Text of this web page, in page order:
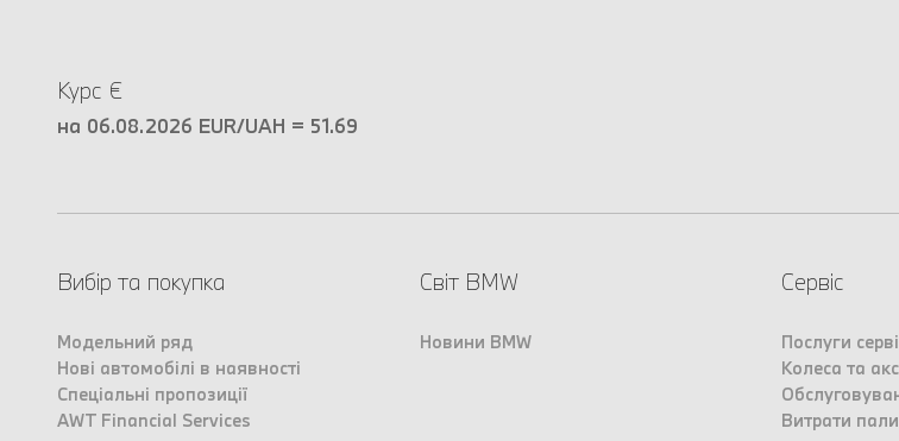
Курс €
на 06.08.2026 EUR/UAH = 51.69
Вибір та покупка
Модельний ряд
Нові автомобілі в наявності
Спеціальні пропозиції
AWT Financial Services
Світ BMW
Новини BMW
Сервіс
Послуги
Колеса та
Витрати